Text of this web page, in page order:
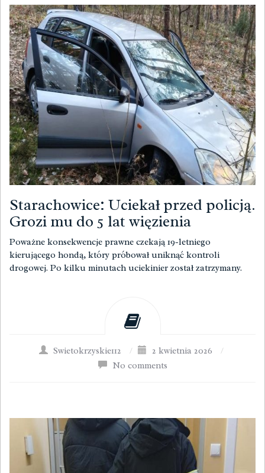
Starachowice: Uciekał przed policją.
Grozi mu do 5 lat więzienia
Poważne konsekwencje prawne czekają 19-letniego
kierującego hondą, który próbował uniknąć kontroli
drogowej. Po kilku minutach uciekinier został zatrzymany.
Swietokrzyskie112 / 2 kwietnia 2026
/
No comments